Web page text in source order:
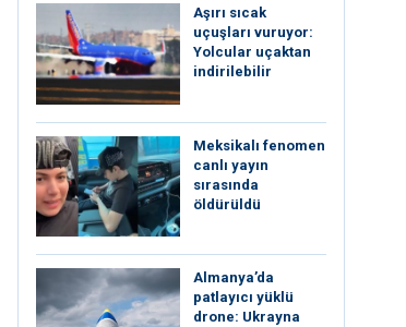
Aşırı sıcak
uçuşları vuruyor:
Yolcular uçaktan
indirilebilir
Meksikalı fenomen
canlı yayın
sırasında
öldürüldü
Almanya’da
patlayıcı yüklü
drone: Ukrayna